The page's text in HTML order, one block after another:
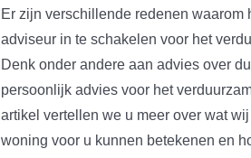
Er zijn verschillende redenen waarom
adviseur in te schakelen voor het
Denk onder andere aan advies over
persoonlijk advies voor het
artikel vertellen we u meer over wat
woning voor u kunnen betekenen en